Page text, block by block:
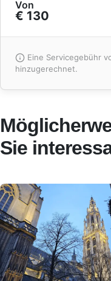
Von
€ 130
Eine Servicegebühr
hinzugerechnet.
Sie